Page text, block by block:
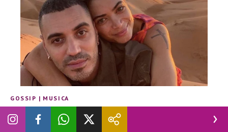
GOSSIP | MUSICA
Marracash ancora interessato